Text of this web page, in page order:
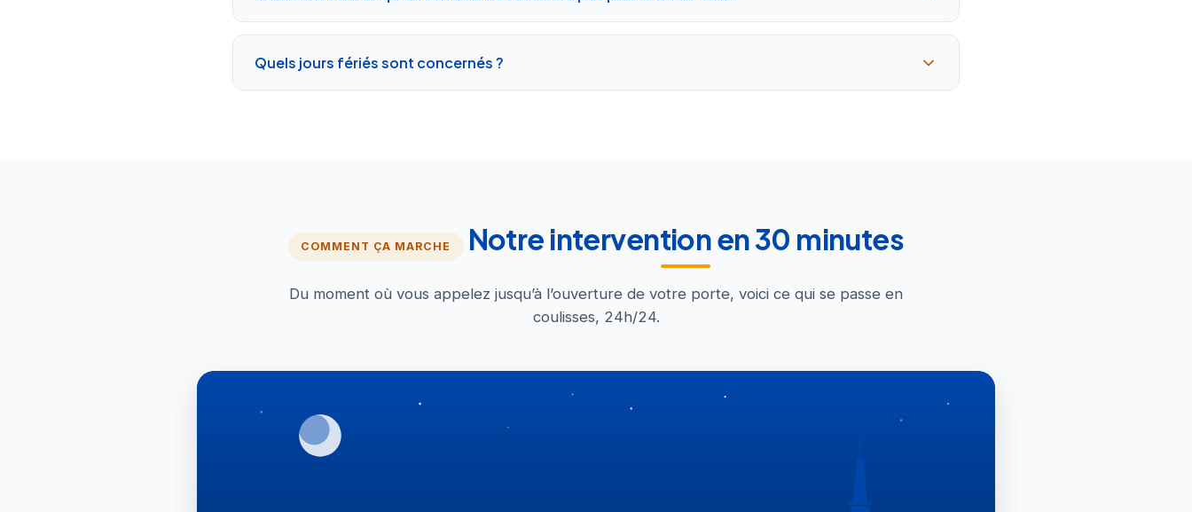
Quels jours fériés sont concernés ?
COMMENT ÇA MARCHE Notre intervention en 30 minutes
Du moment où vous appelez jusqu’à l’ouverture de votre porte, voici ce qui se passe en
coulisses, 24h/24.